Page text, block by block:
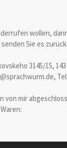
wollen,
Sie es zurück.
3145/15,
von mir